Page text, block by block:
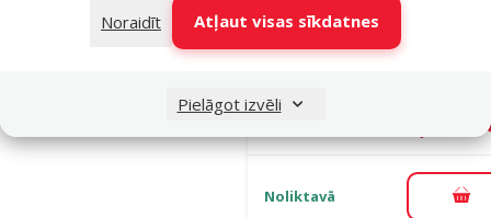
Noraidīt
Atļaut visas sīkdatnes
Pielāgot izvēli
Cure Point,
PET 5 % Oil
Noliktavā